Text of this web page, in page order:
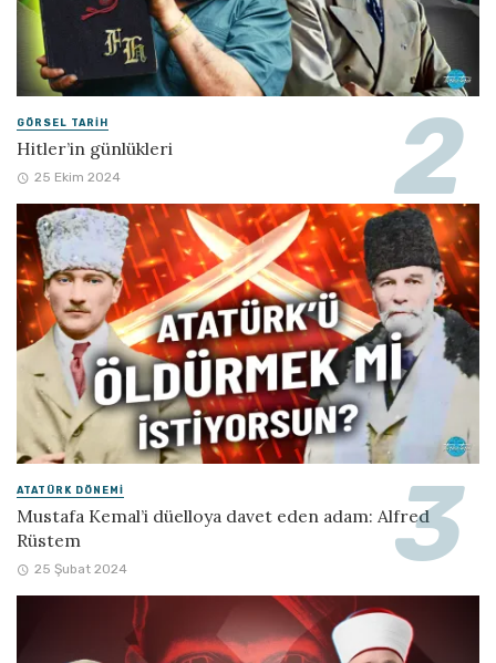
GÖRSEL TARIH
Hitler’in günlükleri
25 Ekim 2024
ATATÜRK DÖNEMI
Mustafa Kemal’i düelloya davet eden adam: Alfred
Rüstem
25 Şubat 2024